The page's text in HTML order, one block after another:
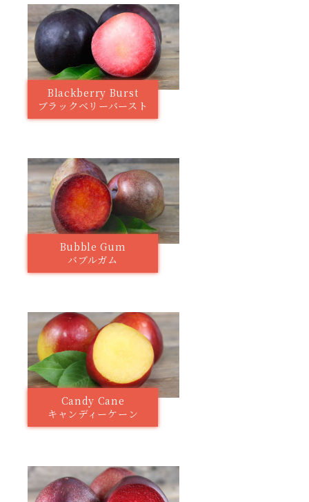
Blackberry Burst
ブラックベリーバースト
Bubble Gum
バブルガム
Candy Cane
キャンディーケーン